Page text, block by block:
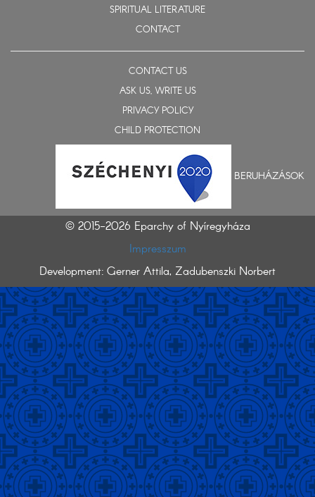
SPIRITUAL LITERATURE
CONTACT
CONTACT US
ASK US, WRITE US
PRIVACY POLICY
CHILD PROTECTION
BERUHÁZÁSOK
© 2015-2026 Eparchy of Nyíregyháza
Impresszum
Development: Gerner Attila, Zadubenszki Norbert